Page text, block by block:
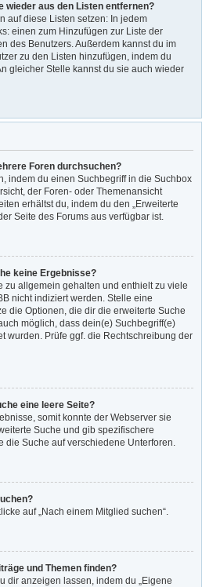
wieder aus den Listen entfernen?
auf diese Listen setzen: In jedem
einen zum Hinzufügen zur Liste der
des Benutzers. Außerdem kannst du im
zu den Listen hinzufügen, indem du
gleicher Stelle kannst du sie auch wieder
Foren durchsuchen?
indem du einen Suchbegriff in die Suchbox
der Foren- oder Themenansicht
erhältst du, indem du den „Erweiterte
Seite des Forums aus verfügbar ist.
keine Ergebnisse?
zu allgemein gehalten und enthielt zu viele
nicht indiziert werden. Stelle eine
die Optionen, die dir die erweiterte Suche
möglich, dass dein(e) Suchbegriff(e)
wurden. Prüfe ggf. die Rechtschreibung der
eine leere Seite?
somit konnte der Webserver sie
Suche und gib spezifischere
die Suche auf verschiedene Unterforen.
auf „Nach einem Mitglied suchen“.
und Themen finden?
dir anzeigen lassen, indem du „Eigene